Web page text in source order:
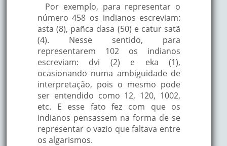
Por exemplo, para representar o
número 458 os indianos escreviam:
asta (8), pañca dasa (50) e catur satã
(4). Nesse sentido, para
representarem 102 os indianos
escreviam: dvi (2) e eka (1),
ocasionando numa ambiguidade de
interpretação, pois o mesmo pode
ser entendido como 12, 120, 1002,
etc. E esse fato fez com que os
indianos pensassem na forma de se
representar o vazio que faltava entre
os algarismos.